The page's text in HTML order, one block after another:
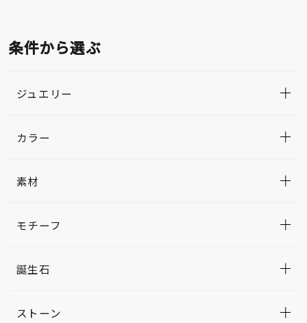
条件から選ぶ
ジュエリー
カラー
素材
モチーフ
誕生石
ストーン